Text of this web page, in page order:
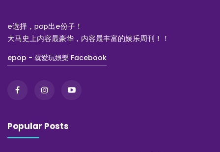
e选择，pop出e份子！
大马史上内容最豪华，内容最丰富的娱乐周刊！！
epop - 就愛玩娛樂 Facebook
Popular Posts